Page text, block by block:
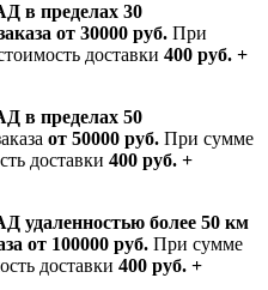
в пределах 30
от 30000 руб. При
доставки 400 руб. +
в пределах 50
от 50000 руб. При сумме
доставки 400 руб. +
удаленностью более 50 км
от 100000 руб. При сумме
доставки 400 руб. +